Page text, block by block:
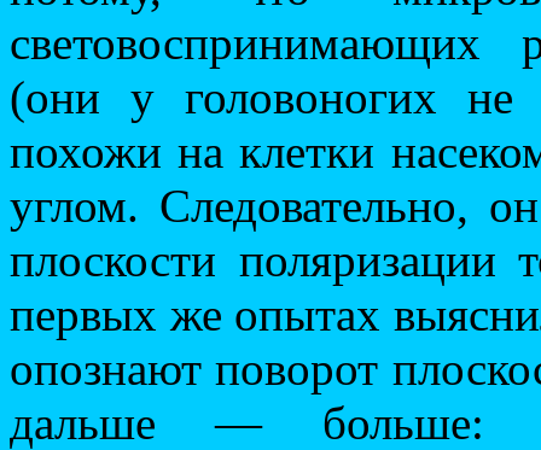
световоспринимающих
(они у головоногих
похожи на клетки
углом. Следовательно,
плоскости
первых же опытах
опознают поворот
дальше — больше: